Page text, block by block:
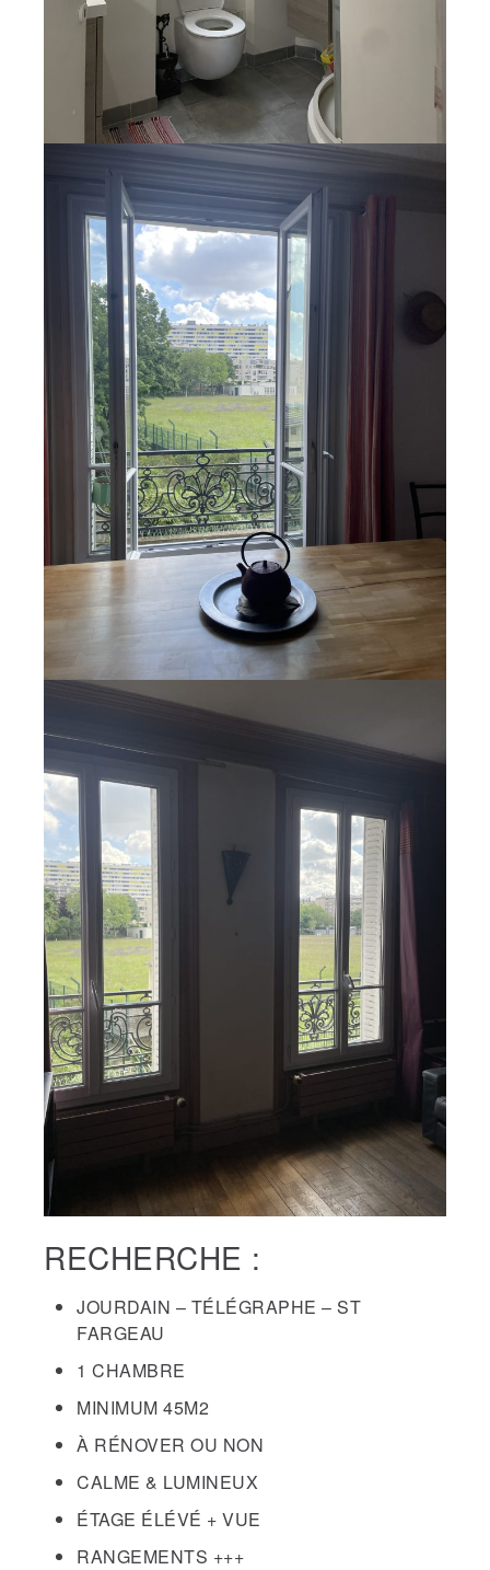
RECHERCHE :
JOURDAIN – TÉLÉGRAPHE – ST
FARGEAU
1 CHAMBRE
MINIMUM 45M2
À RÉNOVER OU NON
CALME & LUMINEUX
ÉTAGE ÉLÉVÉ + VUE
RANGEMENTS +++